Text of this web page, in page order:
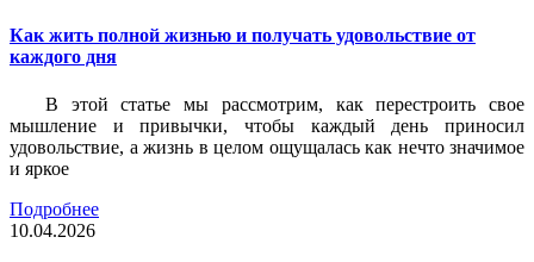
Как жить полной жизнью и получать удовольствие от
каждого дня
В этой статье мы рассмотрим, как перестроить свое
мышление и привычки, чтобы каждый день приносил
удовольствие, а жизнь в целом ощущалась как нечто значимое
и яркое
Подробнее
10.04.2026